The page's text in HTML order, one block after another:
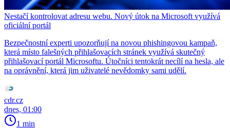
Nestačí kontrolovat adresu webu. Nový útok na Microsoft využívá
oficiální portál
Bezpečnostní experti upozorňují na novou phishingovou kampaň,
která místo falešných přihlašovacích stránek využívá skutečný
přihlašovací portál Microsoftu. Útočníci tentokrát necílí na hesla, ale
na oprávnění, která jim uživatelé nevědomky sami udělí.
cdr.cz
dnes, 01:00
1 min